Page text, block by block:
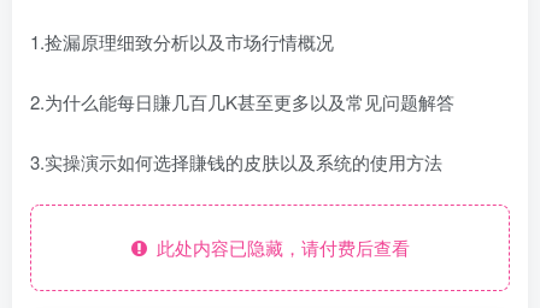
1.捡漏原理细致分析以及市场行情概况
2.为什么能每日賺几百几K甚至更多以及常见问题解答
3.实操演示如何选择賺钱的皮肤以及系统的使用方法
此处内容已隐藏，请付费后查看